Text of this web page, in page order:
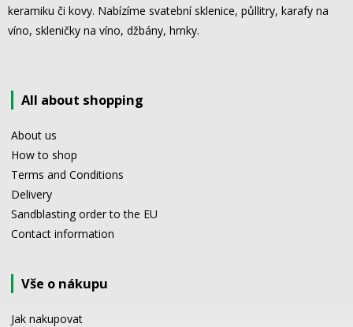
keramiku či kovy. Nabízíme svatební sklenice, půllitry, karafy na
víno, skleničky na víno, džbány, hrnky.
All about shopping
About us
How to shop
Terms and Conditions
Delivery
Sandblasting order to the EU
Contact information
Vše o nákupu
Jak nakupovat